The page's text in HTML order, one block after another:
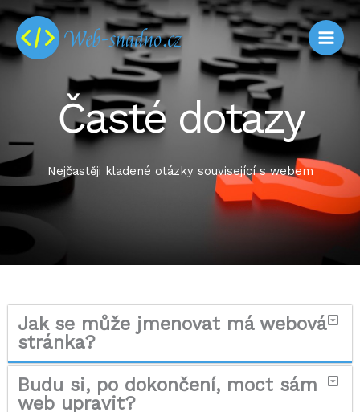
Přeskočit
na
obsah
Časté dotazy
Nejčastěji kladené otázky související s webem
Jak se může jmenovat má webová
stránka?
Budu si, po dokončení, moct sám
web upravit?